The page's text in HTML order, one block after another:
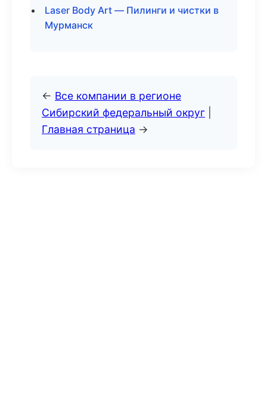
Laser Body Art — Пилинги и чистки в
Мурманск
← Все компании в регионе
Сибирский федеральный округ
Главная страница →